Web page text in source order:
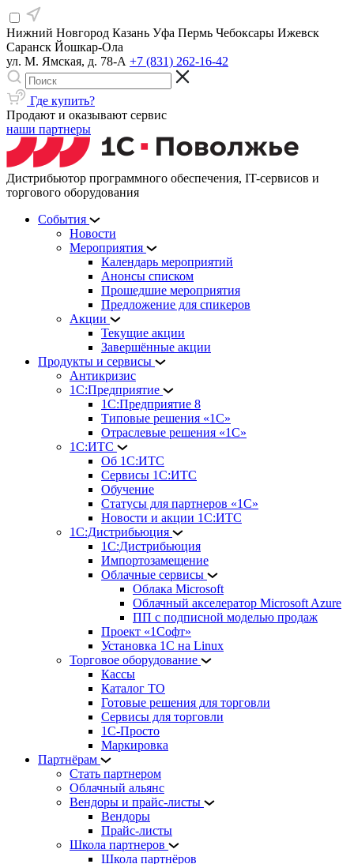
Нижний Новгород Казань Уфа Пермь Чебоксары Ижевск
Саранск Йошкар-Ола
ул. М. Ямская, д. 78-А +7 (831) 262-16-42
Где купить?
Продают и оказывают сервис
наши партнеры
Дистрибьютор программного обеспечения, IT-сервисов и
торгового оборудования
События
Новости
Мероприятия
Календарь мероприятий
Анонсы списком
Прошедшие мероприятия
Предложение для спикеров
Акции
Текущие акции
Завершённые акции
Продукты и сервисы
Антикризис
1С:Предприятие
1С:Предприятие 8
Типовые решения «1С»
Отраслевые решения «1С»
1С:ИТС
Об 1С:ИТС
Сервисы 1С:ИТС
Обучение
Статусы для партнеров «1С»
Новости и акции 1С:ИТС
1С:Дистрибьюция
1С:Дистрибьюция
Импортозамещение
Облачные сервисы
Облака Microsoft
Облачный акселератор Microsoft Azure
ПП с подписной моделью продаж
Проект «1Софт»
Установка 1С на Linux
Торговое оборудование
Кассы
Каталог ТО
Готовые решения для торговли
Сервисы для торговли
1С-Просто
Маркировка
Партнёрам
Стать партнером
Облачный альянс
Вендоры и прайс-листы
Вендоры
Прайс-листы
Школа партнеров
Школа партнёров